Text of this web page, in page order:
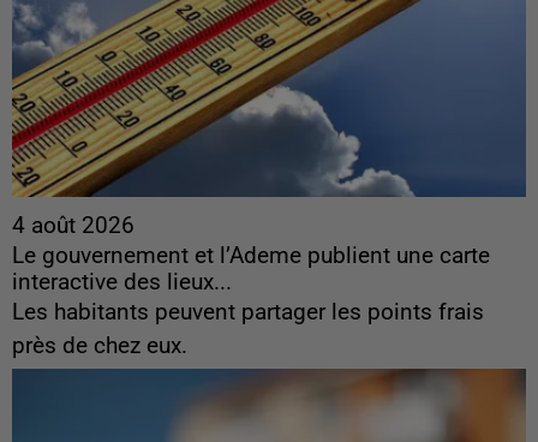
4 août 2026
Le gouvernement et l’Ademe publient une carte
interactive des lieux...
Les habitants peuvent partager les points frais
près de chez eux.